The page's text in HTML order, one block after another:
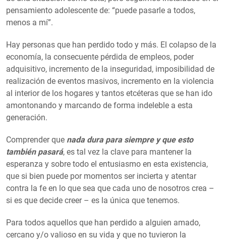
pensamiento adolescente de: “puede pasarle a todos,
menos a mí”.
Hay personas que han perdido todo y más. El colapso de la
economía, la consecuente pérdida de empleos, poder
adquisitivo, incremento de la inseguridad, imposibilidad de
realización de eventos masivos, incremento en la violencia
al interior de los hogares y tantos etcéteras que se han ido
amontonando y marcando de forma indeleble a esta
generación.
Comprender que nada dura para siempre y que esto
también pasará, es tal vez la clave para mantener la
esperanza y sobre todo el entusiasmo en esta existencia,
que si bien puede por momentos ser incierta y atentar
contra la fe en lo que sea que cada uno de nosotros crea –
si es que decide creer – es la única que tenemos.
Para todos aquellos que han perdido a alguien amado,
cercano y/o valioso en su vida y que no tuvieron la